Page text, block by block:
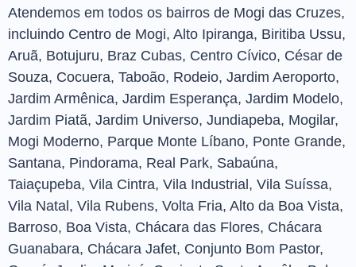
Atendemos em todos os bairros de Mogi das Cruzes,
incluindo Centro de Mogi, Alto Ipiranga, Biritiba Ussu,
Aruã, Botujuru, Braz Cubas, Centro Cívico, César de
Souza, Cocuera, Taboão, Rodeio, Jardim Aeroporto,
Jardim Armênica, Jardim Esperança, Jardim Modelo,
Jardim Piatã, Jardim Universo, Jundiapeba, Mogilar,
Mogi Moderno, Parque Monte Líbano, Ponte Grande,
Santana, Pindorama, Real Park, Sabaúna,
Taiaçupeba, Vila Cintra, Vila Industrial, Vila Suíssa,
Vila Natal, Vila Rubens, Volta Fria, Alto da Boa Vista,
Barroso, Boa Vista, Chácara das Flores, Chácara
Guanabara, Chácara Jafet, Conjunto Bom Pastor,